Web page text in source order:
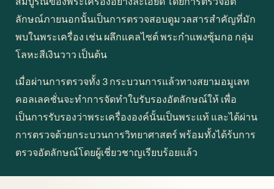
ลักษณ์ภายนอกนั้นเป็นการตรวจสอบดูมวลสารสำคัญที่มัก
พบในพระเครื่อง เช่น ผลึกแคลไซต์ พระกำแพงซุ้มกอ กลุ่ม
โลหะสีเงินวาว เป็นต้น
เมื่อผ่านการตรวจทั้ง 3 กระบวนการแล้วทางสยามอมูเลท
คอลเลคชั่นจะทำการจัดทำใบรับรองอัตลักษณ์ให้ เพื่อ
เป็นการรับรองว่าพระเครื่ององค์นั้นเป็นพระแท้ และได้ผ่าน
การตรวจด้วยกระบวนการวิทยาศาสตร์ พร้อมทั้งได้ร้บการ
ตรวจอัตลักษณ์โดยผู้เชี่ยวชาญเรียบร้อยแล้ว